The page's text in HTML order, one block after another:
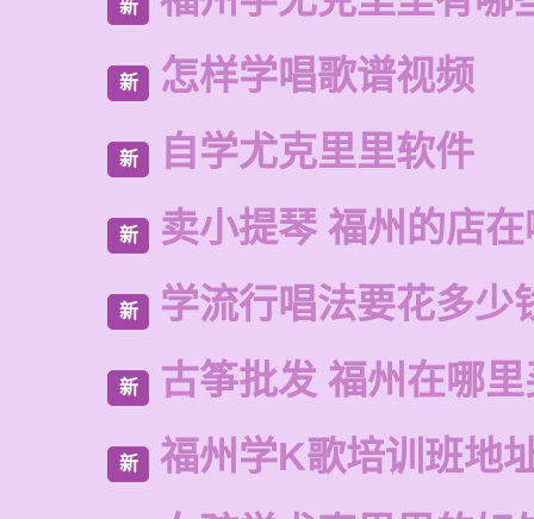
新
新 怎样学唱歌谱视频
新 自学尤克里里软件
新 卖小提琴 福州的店
新 学流行唱法要花多少
新 古筝批发 福州在哪
新
福州学K歌培训班地